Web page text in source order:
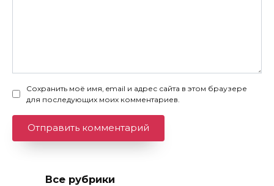
Сохранить моё имя, email и адрес сайта в этом браузере
для последующих моих комментариев.
Все рубрики